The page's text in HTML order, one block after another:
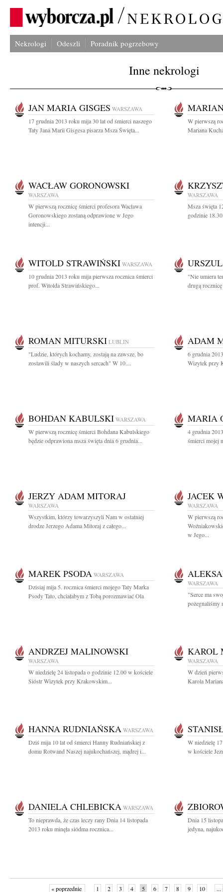
Nekrologi Odeszli Poradnik pogrzebowy
Inne nekrologi
JAN MARIA GISGES WARSZAWA
17 grudnia 2013 roku mija 30 lat od śmierci naszego
Taty Jana Marii Gisgesa pisarza Msza Święta...
W pierwszą
Mariana
WACŁAW GORONOWSKI
WARSZAWA
W pierwszą rocznicę śmierci profesora Wacława
Goronowskiego zostaną odprawione w Jego
intencji...
WARSZAWA
Msza święta
godzinie
WITOLD STRAWIŃSKI WARSZAWA
10 grudnia 2013 roku mija pierwsza rocznica śmierci
prof. Witolda Strawińskiego...
"Nie umiera
drugą
ROMAN MITURSKI LUBLIN
"Ludzie, których kochamy, zostają na zawsze, bo
zostawili ślady w naszych sercach" W 10....
ADAM
6 grudnia
Wizytek przy
BOHDAN KABULSKI WARSZAWA
W pierwszą rocznicę śmierci Bohdana Kabulskiego
będzie odprawiona msza święta dnia 6 grudnia...
MARIA
4 grudnia
śmierci mojej
JERZY ADAM MITORAJ
WARSZAWA
Wszystkim, którzy towarzyszyli Nam w ostatniej
drodze Jerzego Adama Mitoraj z całego...
JACEK
WARSZAWA
W pierwszą
w Jego...
MAREK PSODA WARSZAWA
Dzisiaj mija 5. rocznica śmierci mojego Taty Marka
Psody Tato, chciałabym z Tobą porozmawiać Ola
WARSZAWA
"Serce ma
pożegnaliśmy
ANDRZEJ MALINOWSKI
WARSZAWA
W niedzielę 24 listopada o godzinie 12.00 w kościele
Sióstr Wizytek przy Krakowskim...
KAROL
WARSZAWA
W dzień
Karola
HANNA RUDNIAŃSKA WARSZAWA
Dziś mija 10 lat od śmierci Hanny Rudniańskiej z
domu Rotwand Naszej najukochańszej, mądrej i...
W niedzielę
w kościele
DANIELA CHLEBICKA WARSZAWA
To nieprawda, że czas leczy rany Dnia 14 listopada
2013 roku minęła siódma rocznica...
Dnia 15
jedyna,
« poprzednie 1 2 3 4 5 6 7 8 9 10 ...